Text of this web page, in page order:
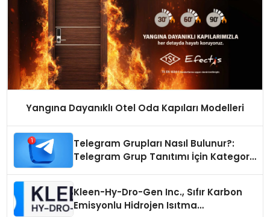
Yangına Dayanıklı Otel Oda Kapıları Modelleri
Telegram Grupları Nasıl Bulunur?:
Telegram Grup Tanıtımı İçin Kategori
Kleen-Hy-Dro-Gen Inc., Sıfır Karbon
Emisyonlu Hidrojen Isıtma